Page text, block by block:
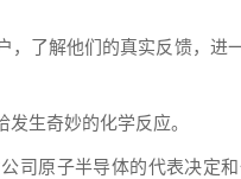
，了解他们的真实反馈，进
生奇妙的化学反应。
司原子半导体的代表决定